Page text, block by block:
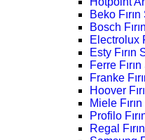
Beko
Bosch
Electrolux
Esty Fırın
Ferre
Franke
Hoover
Miele
Profilo
Regal